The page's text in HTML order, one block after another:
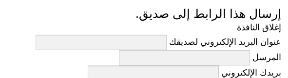
إرسال هذا الرابط إلى صديق.
إغلاق النافذة
عنوان البريد الإلكتروني لصديقك
المرسل
بريدك الإلكتروني